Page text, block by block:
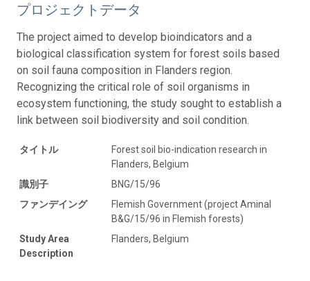
プロジェクトデータ
The project aimed to develop bioindicators and a
biological classification system for forest soils based
on soil fauna composition in Flanders region.
Recognizing the critical role of soil organisms in
ecosystem functioning, the study sought to establish a
link between soil biodiversity and soil condition.
タイトル
Forest soil bio-indication research in
Flanders, Belgium
識別子
BNG/15/96
ファンデイング
Flemish Government (project Aminal
B&G/15/96 in Flemish forests)
Study Area
Description
Flanders, Belgium